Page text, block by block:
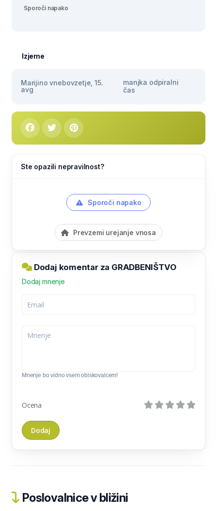
Sporoči napako
Izjeme
Marijino vnebovzetje, 15.
avg
manjka odpiralni
čas
Ste opazili nepravilnost?
Sporoči napako
Prevzemi urejanje vnosa
Dodaj komentar za GRADBENIŠTVO
Dodaj mnenje
Mnenje bo vidno vsem obiskovalcem!
Ocena
Poslovalnice v bližini